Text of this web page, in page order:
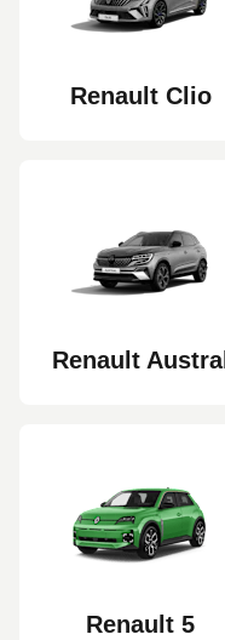
Renault Clio
Renault Austral
Renault 5